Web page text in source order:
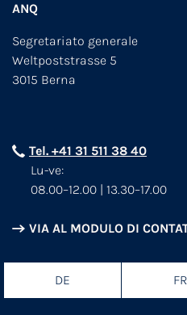
ANQ
Segretariato generale
Weltpoststrasse 5
3015 Berna
Tel. +41 31 511 38 40
Lu-ve:
08.00–12.00 | 13.30–17.00
VIA AL MODULO DI
DE FR